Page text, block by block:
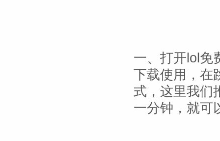
一、打开lol免
下载使用，在
式，这里我们
一分钟，就可